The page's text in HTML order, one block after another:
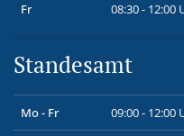
Fr 08:30 - 12:00
Standesamt
Mo - Fr 09:00 - 12:00